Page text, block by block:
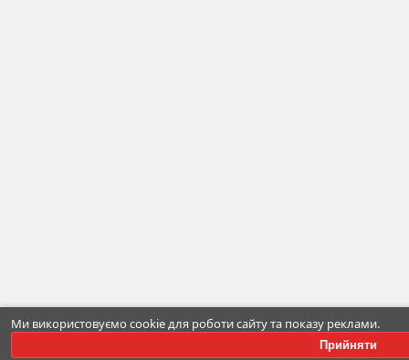
Ми використовуємо cookie для роботи сайту та показу реклами.
Прийняти